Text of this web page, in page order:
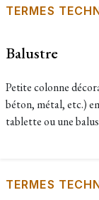
TERMES
Balustre
Petite colonne
béton, métal, etc.)
tablette ou une
TERMES